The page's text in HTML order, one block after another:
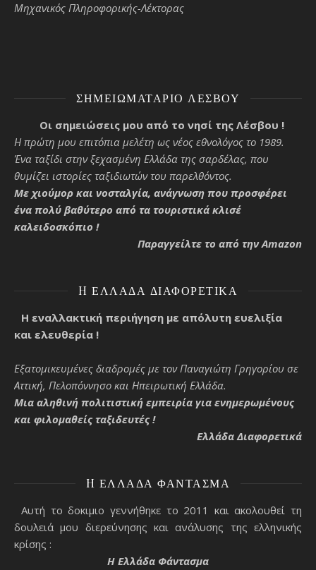
Μηχανικός Πληροφορικής-Λέκτορας
ΣΗΜΕΙΩΜΑΤΆΡΙΟ ΛΈΣΒΟΥ
Οι σημειώσεις μου από το νησί της Λέσβου !
Η πρώτη μου επιτόπια μελέτη ως νέος εθνολόγος το 1989.
Ένα ταξίδι στην ξεχασμένη Ελλάδα της σαρδέλας, που
θυμίζει ιστορίες ταξιδιωτών του παρελθόντος.
Με χιούμορ και νοσταλγία, ανάγνωση που προσφέρει
ένα πολύ βαθύτερο από τα τουριστικά κλισέ
καλειδοσκόπιο !
Παραγγείλτε το από την Amazon
H ΕΛΛΆΔΑ ΔΙΑΦΟΡΕΤΙΚΆ
Η εναλλακτική περιήγηση με απόλυτη ευελιξία
και ελευθερία !
Εξατομικευμένες διαδρομές με τον Παναγιώτη Γρηγορίου σε
Αττική, Πελοπόννησο και Ηπειρωτική Ελλάδα.
Μια αληθινή πολιτιστική εμπειρία για ενημερωμένους
και φιλομαθείς ταξιδευτές !
Ελλάδα Διαφορετικά
H ΕΛΛΆΔΑ ΦΆΝΤΑΣΜΑ
Αυτή το δοκιμιο γεννήθηκε το 2011 και ακολουθεί τη
δουλειά μου διερεύνησης και ανάλυσης της ελληνικής
κρίσης :
H Ελλάδα Φάντασμα